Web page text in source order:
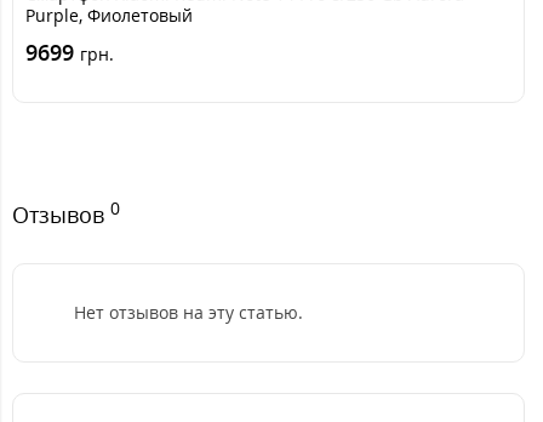
Purple, Фиолетовый
9699 грн.
Отзывов 0
Нет отзывов на эту статью.